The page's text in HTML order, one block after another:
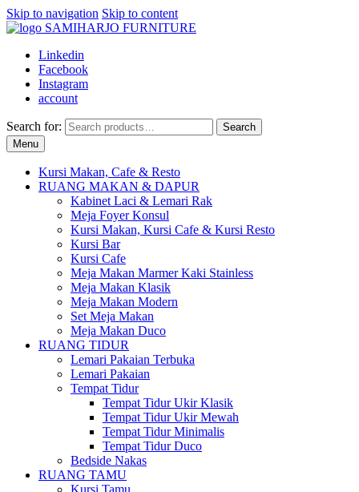
Skip to navigation Skip to content
Linkedin
Facebook
Instagram
account
Search for:
Search
Menu
Kursi Makan, Cafe & Resto
RUANG MAKAN & DAPUR
Kabinet Laci & Lemari Rak
Meja Foyer Konsul
Kursi Makan, Kursi Cafe & Kursi Resto
Kursi Bar
Kursi Cafe
Meja Makan Marmer Kaki Stainless
Meja Makan Klasik
Meja Makan Modern
Set Meja Makan
Meja Makan Duco
RUANG TIDUR
Lemari Pakaian Terbuka
Lemari Pakaian
Tempat Tidur
Tempat Tidur Ukir Klasik
Tempat Tidur Ukir Mewah
Tempat Tidur Minimalis
Tempat Tidur Duco
Bedside Nakas
RUANG TAMU
Kursi Tamu